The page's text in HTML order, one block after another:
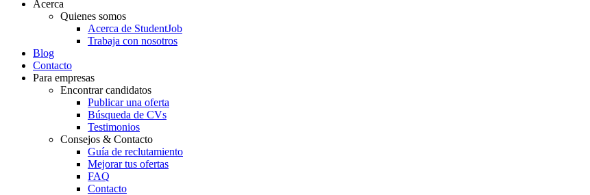
Acerca
Quienes somos
Acerca de StudentJob
Trabaja con nosotros
Blog
Contacto
Para empresas
Encontrar candidatos
Publicar una oferta
Búsqueda de CVs
Testimonios
Consejos & Contacto
Guía de reclutamiento
Mejorar tus ofertas
FAQ
Contacto